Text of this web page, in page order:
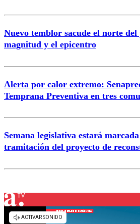
Nuevo temblor sacude el norte del
magnitud y el epicentro
Alerta por calor extremo:
Temprana Preventiva en tres
Semana legislativa estará
tramitación del proyecto de